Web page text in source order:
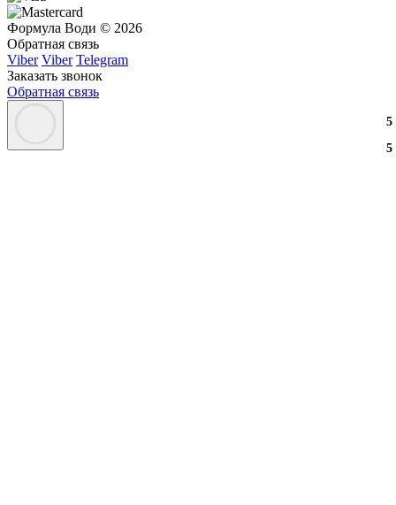
3
3
2
2
3
3
5
5
Формула Води © 2026
Обратная связь
Viber Viber Telegram
Заказать звонок
Обратная связь